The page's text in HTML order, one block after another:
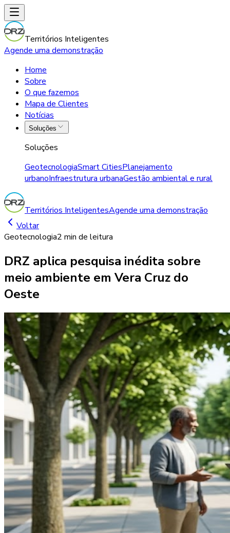
Territórios Inteligentes
Agende uma demonstração
Home
Sobre
O que fazemos
Mapa de Clientes
Notícias
Soluções
Soluções
GeotecnologiaSmart CitiesPlanejamento
urbanoInfraestrutura urbanaGestão ambiental e rural
Territórios InteligentesAgende uma demonstração
Voltar
Geotecnologia2 min de leitura
DRZ aplica pesquisa inédita sobre
meio ambiente em Vera Cruz do
Oeste